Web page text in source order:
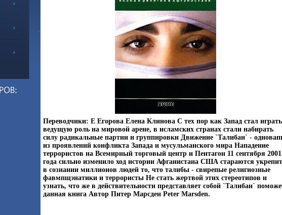
Переводчики: Е Егорова Елена Клинова С тех пор как Запад стал играть
ведущую роль на мировой арене, в исламских странах стали набирать
силу радикальные партии и группировки Движение `Талибан` -
из проявлений конфликта Запада и мусульманского мира Нападение
террористов на Всемирный торговый центр и Пентагон 11 сентября 2001
года сильно изменило ход истории Афганистана США стараются
в сознании миллионов людей то, что талибы - свирепые религиозные
фавмпщэнатики и террористы Не стать жертвой этих стереотипов и
узнать, что же в действительности представляет собой `Талибан`
данная книга Автор Питер Марсден Peter Marsden.